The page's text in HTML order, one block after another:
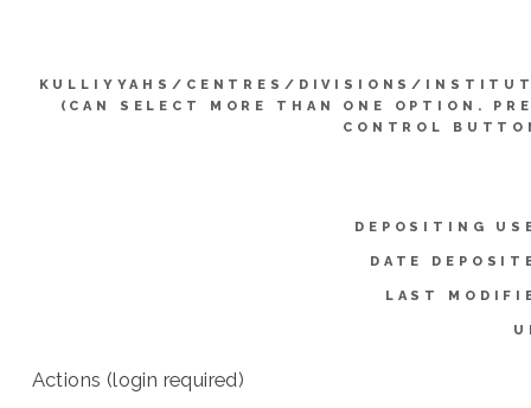
KULLIYYAHS/CENTRES/DIVISIONS/
(CAN SELECT MORE THAN ONE OPTION.
CONTROL
DEPOSITING
DATE
LAST
Actions (login required)